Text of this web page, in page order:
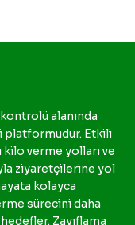
alanında
platformudur. Etkili
verme yolları ve
ziyaretçilerine yol
kolayca
sürecini daha
Zayıflama